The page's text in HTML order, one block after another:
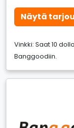
Näytä
Vinkki: Saat 10
Banggoodiin.